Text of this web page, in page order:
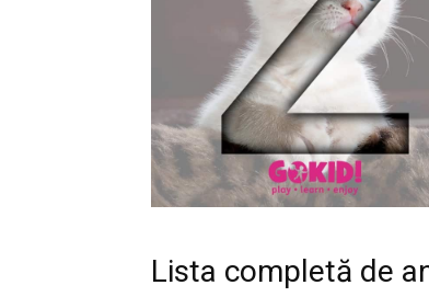
Lista completă de